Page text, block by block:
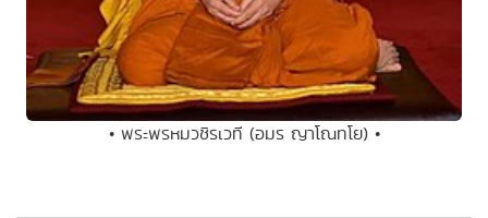
• พระพรหมวชิรเวที (อมร ญาโณทโย) •